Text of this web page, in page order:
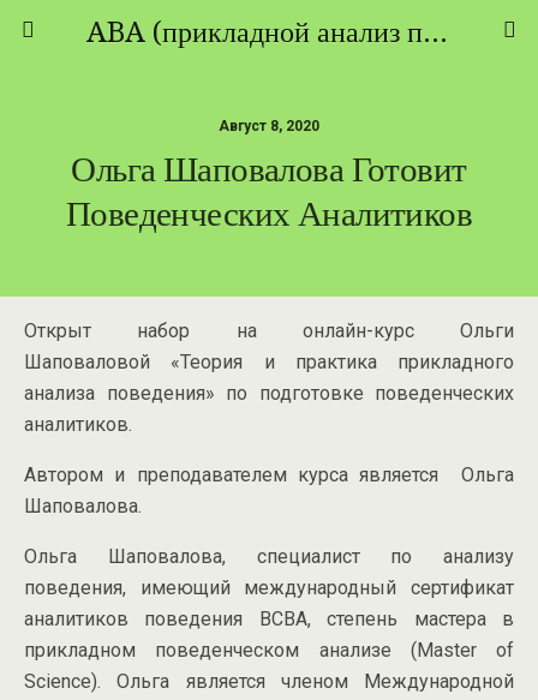
ABA (прикладной анализ поведения) - ТЕОРИЯ И ПРАКТИКА
Август 8, 2020
Ольга Шаповалова Готовит
Поведенческих Аналитиков
Открыт набор на онлайн-курс Ольги
Шаповаловой «Теория и практика прикладного
анализа поведения» по подготовке поведенческих
аналитиков.
Автором и преподавателем курса является Ольга
Шаповалова.
Ольга Шаповалова, специалист по анализу
поведения, имеющий международный сертификат
аналитиков поведения ВСВА, степень мастера в
прикладном поведенческом анализе (Master of
Science). Ольга является членом Международной